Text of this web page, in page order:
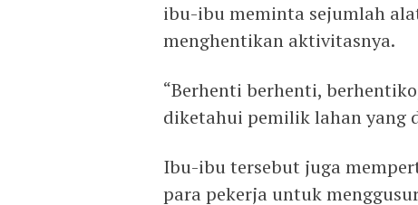
ibu-ibu meminta sejumlah
menghentikan aktivitasnya.
“Berhenti berhenti,
diketahui pemilik lahan yang
Ibu-ibu tersebut juga
para pekerja untuk